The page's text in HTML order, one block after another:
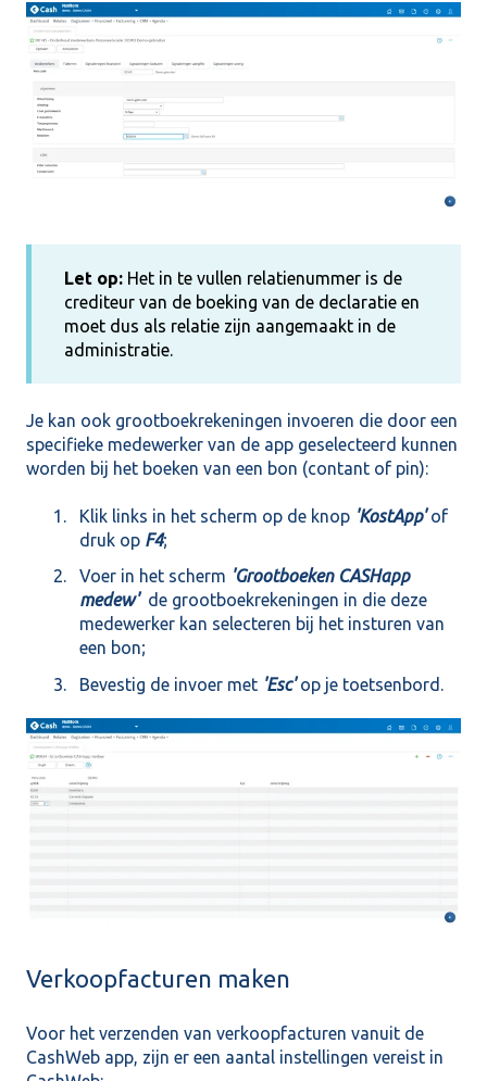
Let op: Het in te vullen relatienummer is de
crediteur van de boeking van de declaratie en
moet dus als relatie zijn aangemaakt in de
administratie.
Je kan ook grootboekrekeningen invoeren die door een
specifieke medewerker van de app geselecteerd kunnen
worden bij het boeken van een bon (contant of pin):
Klik links in het scherm op de knop 'KostApp'of
druk op F4;
Voer in het scherm 'Grootboeken CASHapp
medew' de grootboekrekeningen in die deze
medewerker kan selecteren bij het insturen van
een bon;
Bevestig de invoer met 'Esc'op je toetsenbord.
Verkoopfacturen maken
Voor het verzenden van verkoopfacturen vanuit de
CashWeb app, zijn er een aantal instellingen vereist in